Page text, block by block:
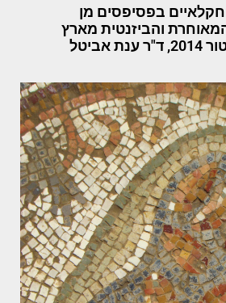
בפסיפסים מן
והביזנטית מארץ